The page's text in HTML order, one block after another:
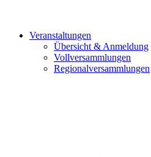
Veranstaltungen
Übersicht & Anmeldung
Vollversammlungen
Regionalversammlungen